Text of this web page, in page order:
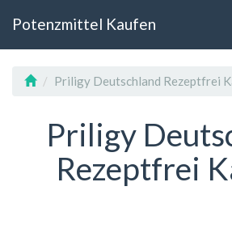
Potenzmittel Kaufen
Priligy Deutschland Rezeptfrei
Priligy
Rezeptfrei